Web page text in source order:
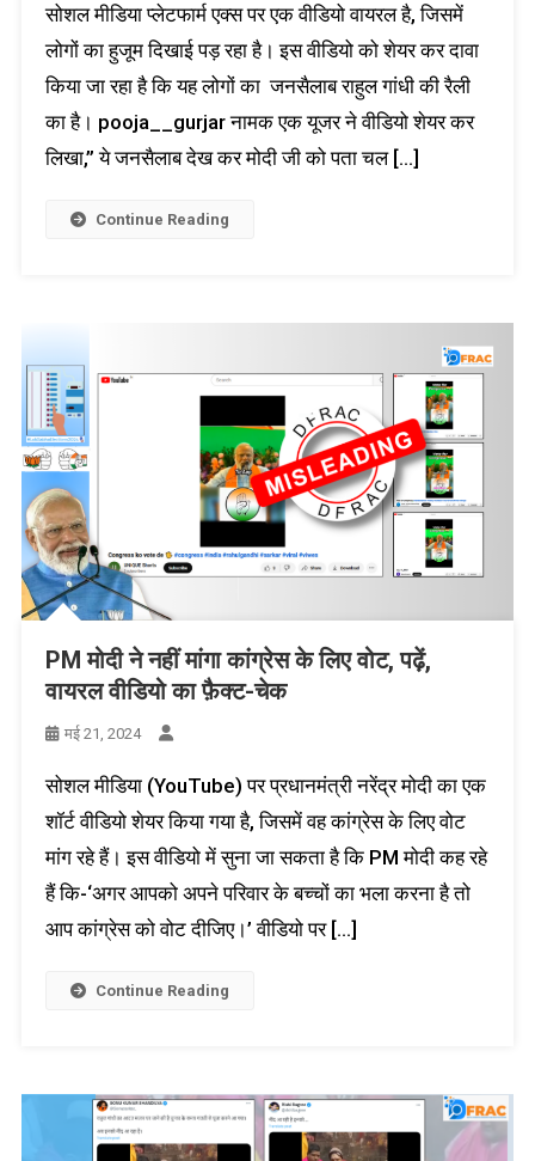
सोशल मीडिया प्लेटफार्म एक्स पर एक वीडियो वायरल है, जिसमें
लोगों का हुजूम दिखाई पड़ रहा है। इस वीडियो को शेयर कर दावा
किया जा रहा है कि यह लोगों का जनसैलाब राहुल गांधी की रैली
का है। pooja__gurjar नामक एक यूजर ने वीडियो शेयर कर
लिखा,” ये जनसैलाब देख कर मोदी जी को पता चल […]
Continue Reading
PM मोदी ने नहीं मांगा कांग्रेस के लिए वोट, पढ़ें,
वायरल वीडियो का फ़ैक्ट-चेक
मई 21, 2024
सोशल मीडिया (YouTube) पर प्रधानमंत्री नरेंद्र मोदी का एक
शॉर्ट वीडियो शेयर किया गया है, जिसमें वह कांग्रेस के लिए वोट
मांग रहे हैं। इस वीडियो में सुना जा सकता है कि PM मोदी कह रहे
हैं कि-‘अगर आपको अपने परिवार के बच्चों का भला करना है तो
आप कांग्रेस को वोट दीजिए।’ वीडियो पर […]
Continue Reading